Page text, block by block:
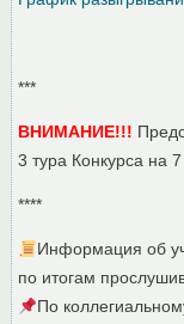
***
ВНИМАНИЕ!!!
3 тура Конкурса на
****
Информация об
по итогам
По